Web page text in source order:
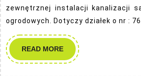
zewnętrznej instalacji kanalizacji
ogrodowych. Dotyczy działek o nr :
READ MOREREAD
MORE